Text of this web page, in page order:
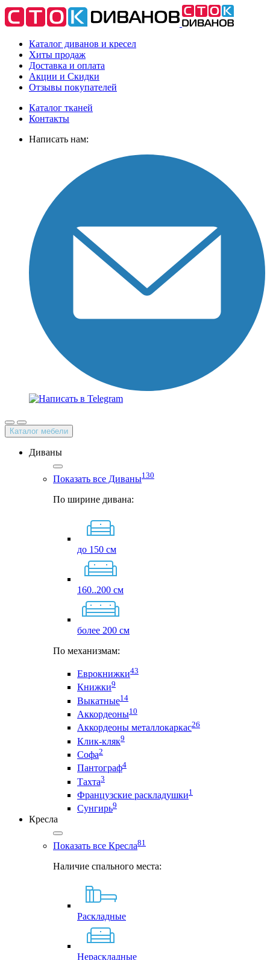
Каталог диванов и кресел
Хиты продаж
Доставка и оплата
Акции и Скидки
Отзывы покупателей
Каталог тканей
Контакты
Написать нам:
Каталог мебели
Диваны
Показать все Диваны130
По ширине дивана:
до 150 см
160..200 см
более 200 см
По механизмам:
Еврокнижки43
Книжки9
Выкатные14
Аккордеоны10
Аккордеоны металлокаркас26
Клик-кляк9
Софа2
Пантограф4
Тахта3
Французские раскладушки1
Сунгирь9
Кресла
Показать все Кресла81
Наличие спального места:
Раскладные
Нераскладные